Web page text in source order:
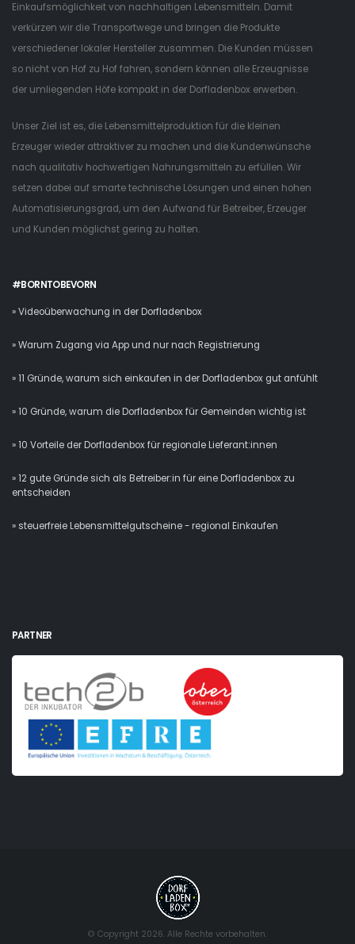
Einkaufsmöglichkeit von nachhaltigen Lebensmitteln. Damit
verkürzen wir die Transportwege und bringen die Produkte
verschiedener lokaler Hersteller zusammen. Die Kunden müssen
so nicht von Hof zu Hof fahren, sondern können alle Erzeugnisse
der umliegenden Höfe kompakt in der Dorfladenbox erwerben.
Unser Ziel ist es, die Lebensmittelproduktion für die kleinen
Erzeuger wieder attraktiver zu machen und die Kundenwünsche
nach qualitativ hochwertigen Nahrungsmitteln zu erfüllen. Wir
setzen dabei auf smarte technische Lösungen und einen hohen
Automatisierungsgrad, um den Aufwand für Betreiber, Erzeuger
und Kunden möglichst gering zu halten.
#BORNTOBEVORN
» Videoüberwachung in der Dorfladenbox
» Warum Zugang via App und nur nach Registrierung
» 11 Gründe, warum sich einkaufen in der Dorfladenbox gut anfühlt
» 10 Gründe, warum die Dorfladenbox für Gemeinden wichtig ist
» 10 Vorteile der Dorfladenbox für regionale Lieferant:innen
» 12 gute Gründe sich als Betreiber:in für eine Dorfladenbox zu
entscheiden
» steuerfreie Lebensmittelgutscheine - regional Einkaufen
PARTNER
© Copyright 2026. Alle Rechte vorbehalten.